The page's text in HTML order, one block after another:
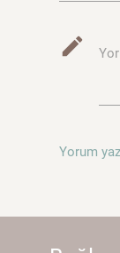
mode_edit
Yorum